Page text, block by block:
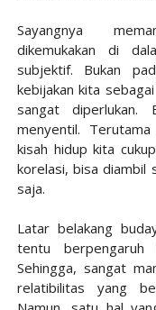
Sayangnya
dikemukakan di
subjektif. Bukan
kebijakan kita
sangat diperlukan.
menyentil.
kisah hidup kita
korelasi, bisa diambil
saja.
Latar belakang
tentu
Sehingga, sangat
relatibilitas yang